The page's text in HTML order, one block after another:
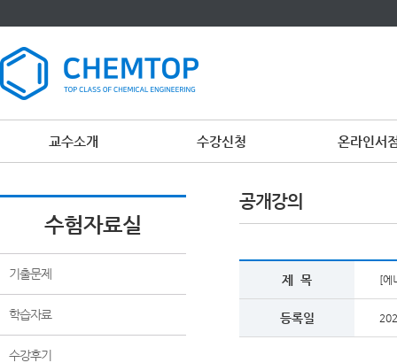
교수소개 수강신청 온라인서
수험자료실
기출문제
학습자료
수강후기
공개강의
제 목 [에
등록일